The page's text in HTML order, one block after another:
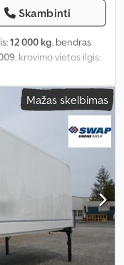
Skambinti
12 000 kg, bendras
, krovimo vietos ilgis:
m³, bendras plotis:
metai: 2009,
Mažas skelbimas